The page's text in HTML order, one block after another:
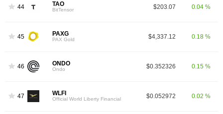
44 TAO
BitTensor $203.07 0.04 %
45 PAXG
PAX Gold $4,337.12 0.18 %
46 ONDO
Ondo $0.352326 0.15 %
47 WLFI
Official World Liberty Financial $0.052972 0.02 %